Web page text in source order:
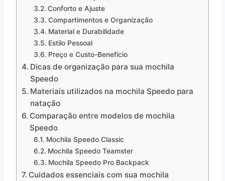
Conforto e Ajuste
Compartimentos e Organização
Material e Durabilidade
Estilo Pessoal
Preço e Custo-Benefício
Dicas de organização para sua mochila
Speedo
Materiais utilizados na mochila Speedo para
natação
Comparação entre modelos de mochila
Speedo
Mochila Speedo Classic
Mochila Speedo Teamster
Mochila Speedo Pro Backpack
Cuidados essenciais com sua mochila